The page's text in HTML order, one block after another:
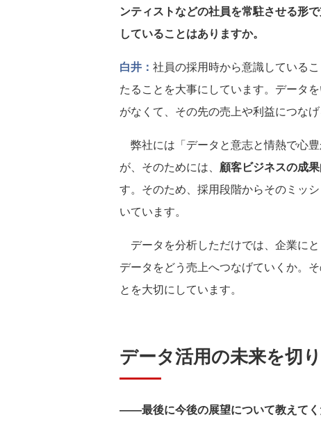
ンティストなどの社員を常駐させる形
していることはありますか。
白井： 社員の採用時から意識している
たることを大事にしています。データ
がなくて、その先の売上や利益につなげ
弊社には「データと意志と情熱で心
が、そのためには、 顧客ビジネスの成
す。そのため、採用段階からそのミッ
いています。
データを分析しただけでは、企業に
データをどう売上へつなげていくか。
とを大切にしています。
データ活用の未来を切
――最後に今後の展望について教えてく